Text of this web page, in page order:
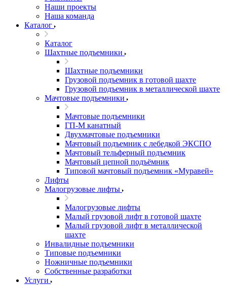
Наши проекты
Наша команда
Каталог
Каталог
Шахтные подъемники
Шахтные подъемники
Грузовой подъемник в готовой шахте
Грузовой подъемник в металлической шахте
Мачтовые подъемники
Мачтовые подъемники
ГП-М канатный
Двухмачтовые подъемники
Мачтовый подъемник с лебедкой ЭКСПО
Мачтовый тельферный подъемник
Мачтовый цепной подъёмник
Типовой мачтовый подъемник «Муравей»
Лифты
Малогрузовые лифты
Малогрузовые лифты
Малый грузовой лифт в готовой шахте
Малый грузовой лифт в металлической
шахте
Инвалидные подъемники
Типовые подъемники
Ножничные подъемники
Собственные разработки
Услуги